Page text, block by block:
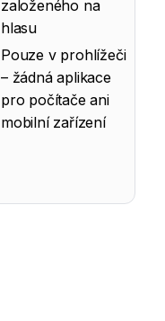
založeného na
hlasu
Pouze v prohlížeči
– žádná aplikace
pro počítače ani
mobilní zařízení